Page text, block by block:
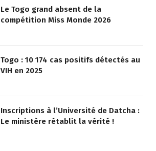
Le Togo grand absent de la
compétition Miss Monde 2026
Togo : 10 174 cas positifs détectés au
VIH en 2025
Inscriptions à l’Université de Datcha :
Le ministère rétablit la vérité !